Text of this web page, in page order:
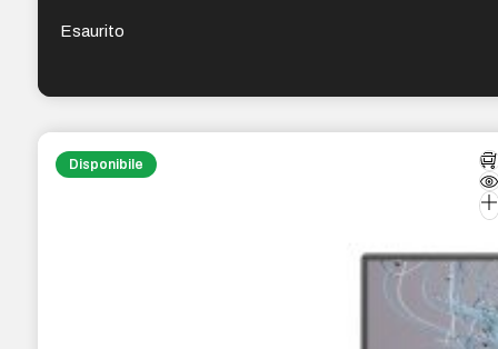
Esaurito
Disponibile